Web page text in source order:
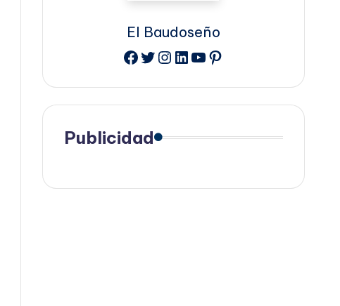
El Baudoseño
Facebook
Twitter
Instagram
LinkedIn
YouTube
Pinterest
Publicidad